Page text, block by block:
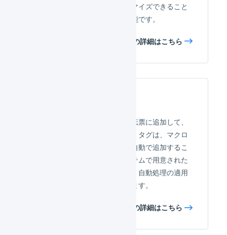
名や但し書きを自由にカスタマイズできること
はもちろん、印影も登録が可能です。
領収書の詳細はこちら
自由に作成可能なタグを受注伝票に追加して、
柔軟な検索が可能になります。タグは、マクロ
を使用して特定条件の受注に自動で追加するこ
とも可能です。さらに、システムで用意された
特別なタグを使用することで、自動処理の適用
／非適用もコントロールできます。
タグの詳細はこちら